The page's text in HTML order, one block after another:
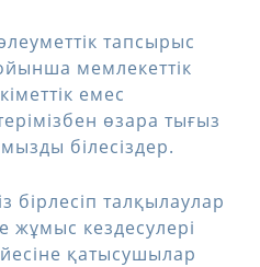
тапсырыс
мемлекеттік
емес
өзара тығыз
білесіздер.
бірлесіп талқылаулар
кездесулері
қатысушылар